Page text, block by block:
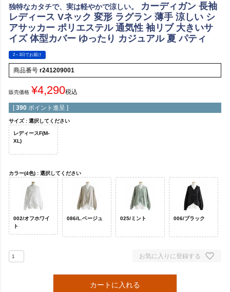
独特なカタチで、実は軽やかで涼しい。
カーディガン 長袖
レディース Vネック 変形 ラグラン 薄手 涼しい シ
アサッカー ポリエステル 通気性 袖リブ 大きいサ
イズ 体型カバー ゆったり カジュアル 夏 パティ
2～3日でお届け
商品番号 r241209001
販売価格 ¥4,290税込
[ 390 ポイント進呈 ]
サイズ 選択してください
レディースF(M-
XL)
カラー(4色) 選択してください
002/オフホワイ
ト
086/L.ベージュ 025/ミント 006/ブラック
お気に入りに登録する
カートに入れる